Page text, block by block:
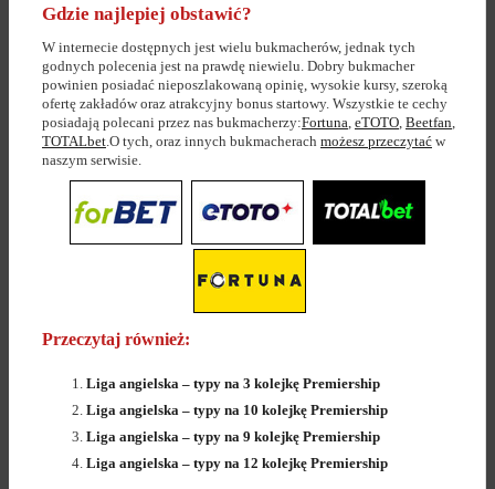
Gdzie najlepiej obstawić?
W internecie dostępnych jest wielu bukmacherów, jednak tych
godnych polecenia jest na prawdę niewielu. Dobry bukmacher
powinien posiadać nieposzlakowaną opinię, wysokie kursy, szeroką
ofertę zakładów oraz atrakcyjny bonus startowy. Wszystkie te cechy
posiadają polecani przez nas bukmacherzy:Fortuna, eTOTO, Beetfan,
TOTALbet.O tych, oraz innych bukmacherach możesz przeczytać w
naszym serwisie.
Przeczytaj również:
Liga angielska – typy na 3 kolejkę Premiership
Liga angielska – typy na 10 kolejkę Premiership
Liga angielska – typy na 9 kolejkę Premiership
Liga angielska – typy na 12 kolejkę Premiership